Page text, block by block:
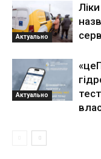
Актуально
Актуально